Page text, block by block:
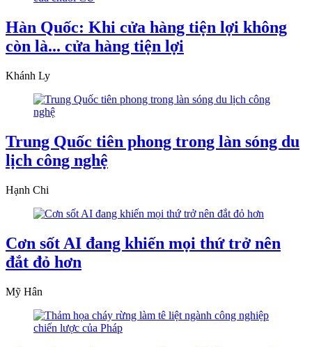
Hàn Quốc: Khi cửa hàng tiện lợi không
còn là... cửa hàng tiện lợi
Khánh Ly
Trung Quốc tiên phong trong làn sóng du
lịch công nghệ
Hạnh Chi
Cơn sốt AI đang khiến mọi thứ trở nên
đắt đỏ hơn
Mỹ Hân